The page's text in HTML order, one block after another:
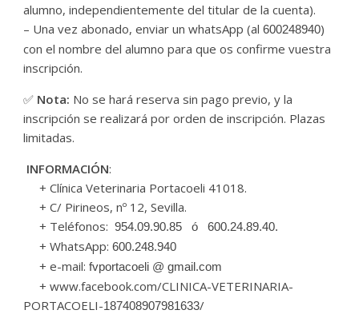
alumno, independientemente del titular de la cuenta).
– Una vez abonado, enviar un whatsApp (al600248940)
con el nombre del alumno para que os confirme vuestra
inscripción.
✅ Nota: No se hará reserva sin pago previo, y la
inscripción se realizará por orden de inscripción. Plazas
limitadas.
INFORMACIÓN:
+ Clínica Veterinaria Portacoeli 41018.
+ C/ Pirineos, nº 12, Sevilla.
+ Teléfonos:954.09.90.85 ó 600.24.89.40.
+ WhatsApp:600.248.940
+ e-mail:fvportacoeli @ gmail.com
+ www.facebook.com/CLINICA-VETERINARIA-
PORTACOELI-187408907981633/